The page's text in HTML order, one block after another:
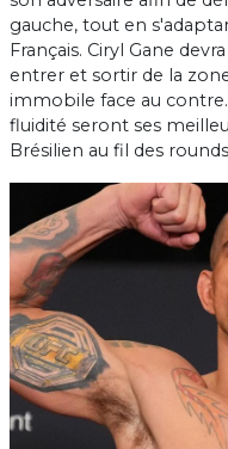
gauche, tout en
Français. Ciryl Gane
entrer et sortir de la
immobile face au
fluidité seront ses
Brésilien au fil des